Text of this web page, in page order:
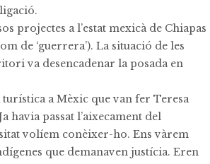
projectes a l’estat mexicà de Chiapas
de ‘guerrera’). La situació de les
va desencadenar la posada en
a Mèxic que van fer Teresa
havia passat l’aixecament del
volíem conèixer-ho. Ens vàrem
que demanaven justícia. Eren